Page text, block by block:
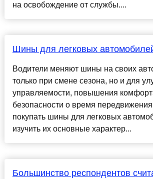
на освобождение от службы....
Шины для легковых
Водители меняют шины на своих
только при смене сезона, но и для
управляемости, повышения
безопасности о время
покупать шины для легковых
изучить их основные характер...
Большинство респондентов